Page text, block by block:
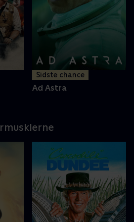
Sidste chance
Ad Astra